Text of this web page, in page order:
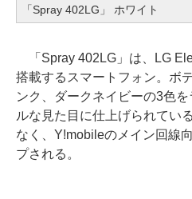
「Spray 402LG」 ホワイト
「Spray 402LG」は、LG
搭載するスマートフォン。ボ
ンク、ダークネイビーの3色
ルな見た目に仕上げられてい
なく、Y!mobileのメイン回線
プされる。